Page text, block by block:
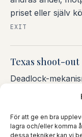
För att ge en bra
lagra och/eller komma
dessa tekniker kan vi
priset eller själv
EXIT
Texas shoot-out
Deadlock-
förseglade bud
russian roulette.
EXIT